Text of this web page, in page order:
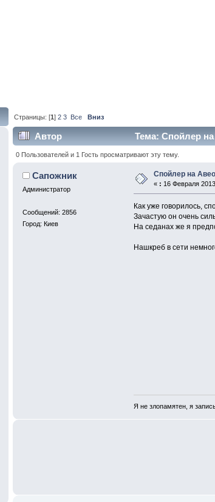
Страницы: [1] 2 3 Все Вниз
Автор Тема: Спойлер на
0 Пользователей и 1 Гость просматривают эту тему.
Сапожник
Администратор
Сообщений: 2856
Город: Киев
Спойлер на
« : 16 Февраля
Как уже говорилось,
Зачастую он очень
На седанах же я
Нашкреб в сети
Я не злопамятен, я